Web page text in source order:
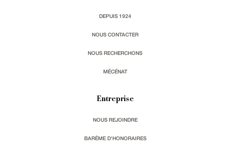
DEPUIS 1924
NOUS CONTACTER
NOUS RECHERCHONS
MÉCÉNAT
Entreprise
NOUS REJOINDRE
BARÈME D'HONORAIRES